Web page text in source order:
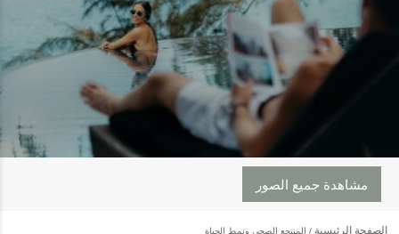
مشاهدة جميع الصور
الصفحة الرئيسية المنتجع الصحي ونمط الحياة